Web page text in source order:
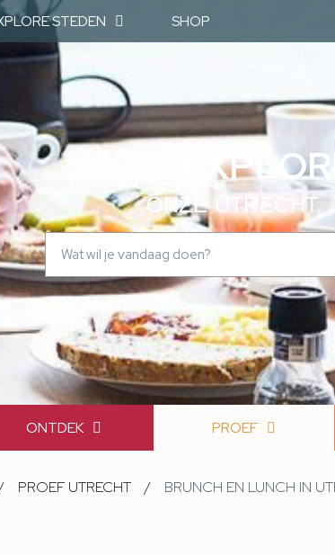
STEDEN SHOP
ONZE UTRECHT,
ONTDEK PROEF
PROEF UTRECHT / BRUNCH EN LUNCH IN